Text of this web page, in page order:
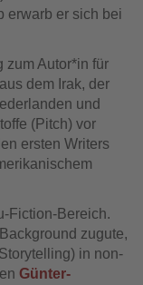
erwarb er sich bei
zum Autor*in für
dem Irak, der
und
(Pitch) vor
ersten Writers
Fiction-Bereich.
zugute,
in non-
Günter-